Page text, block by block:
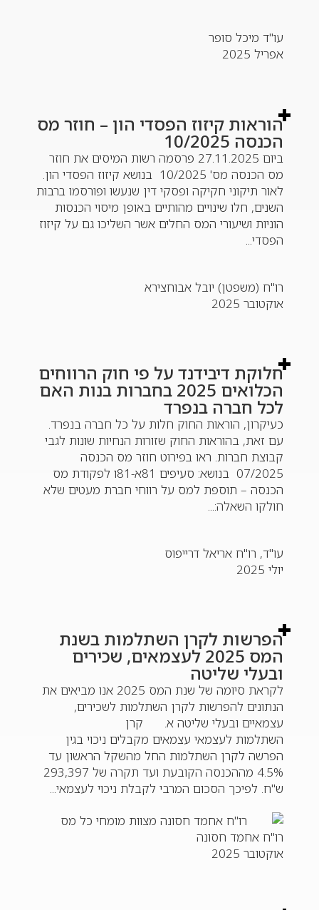
עו"ד מיכל סופר
אפריל 2025
הוראות קיזוז הפסדי הון – חוזר מס
הכנסה 10/2025
ביום 27.11.2025 פרסמה רשות המיסים את חוזר
מס הכנסה מס' 10/2025 בנושא קיזוז הפסדי הון.
לאור תיקוני חקיקה ופסקי דין שנעשו ופורסמו ברבות
השנים, חלו שינויים מהותיים באופן מיסוי הכנסות
הוניות ושיעורי המס החלים אשר השליכו גם על קיזוז
הפסדי...
רו"ח (משפטן) יובל אבוחצירא
אוקטובר 2025
חלוקת דיבידנד על פי חוק הרווחים
הכלואים 2025 בחברות בנות האם
לכל חברה בנפרד
כעיקרון, הוראות החוק חלות על כל חברה בנפרד.
עם זאת, בהוראות החוק שזורות הנחיות שונות לגבי
קבוצת חברות. ראו בפירוט חוזר מס הכנסה
07/2025 בנושא: סעיפים 81א-81ו לפקודת מס
הכנסה – תוספת למס על רווחי חברת מעטים שלא
חולקו השאלה:...
עו"ד, רו"ח אריאל דרייפוס
יולי 2025
הפרשות לקרן השתלמות בשנת
המס 2025 לעצמאים, שכירים
ובעלי שליטה
לקראת סיומה של שנת המס 2025 אנו מביאים את
הנתונים להפרשות לקרן השתלמות לשכירים,
עצמאיים ובעלי שליטה א. קרן
השתלמות לעצמאי עצמאים מקבלים ניכוי בגין
הפרשה לקרן השתלמות החל מהשקל הראשון עד
4.5% מההכנסה הקובעת ועד תקרה של 293,397
ש"ח. לפיכך הסכום המרבי לקבלת ניכוי לעצמאי...
רו"ח אחמד חסונה
אוקטובר 2025